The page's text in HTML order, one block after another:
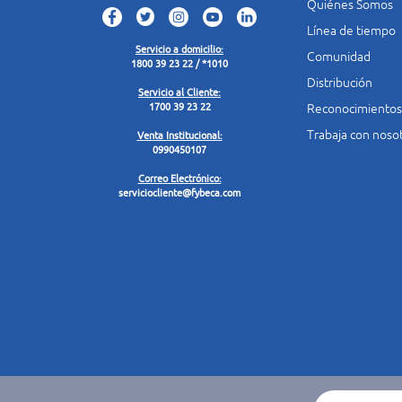
Servicio a domicilio:
1800 39 23 22 / *1010
Servicio al Cliente:
1700 39 23 22
Venta Institucional:
0990450107
Correo Electrónico:
serviciocliente@fybeca.com
Línea de tiempo
Comunidad
Distribución
Reconocimientos
Trabaja con